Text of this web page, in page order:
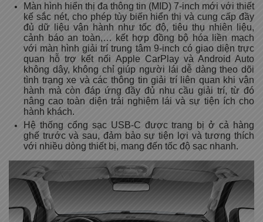
Màn hình hiển thị đa thông tin (MID) 7-inch mới với thiết
kế sắc nét, cho phép tùy biến hiển thị và cung cấp đầy
đủ dữ liệu vận hành như tốc độ, tiêu thụ nhiên liệu,
cảnh báo an toàn,… kết hợp đồng bộ hóa liền mạch
với màn hình giải trí trung tâm 9-inch có giao diện trực
quan hỗ trợ kết nối Apple CarPlay và Android Auto
không dây, không chỉ giúp người lái dễ dàng theo dõi
tình trạng xe và các thông tin giải trí liên quan khi vận
hành mà còn đáp ứng đầy đủ nhu cầu giải trí, từ đó
nâng cao toàn diện trải nghiệm lái và sự tiện ích cho
hành khách.
Hệ thống cổng sạc USB-C được trang bị ở cả hàng
ghế trước và sau, đảm bảo sự tiện lợi và tương thích
với nhiều dòng thiết bị, mang đến tốc độ sạc nhanh.